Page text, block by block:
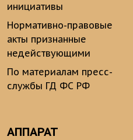
инициативы
Нормативно-правовые
акты признанные
недействующими
По материалам пресс-
службы ГД ФС РФ
АППАРАТ